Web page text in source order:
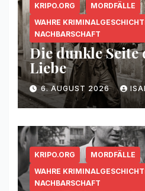
KRIPO.ORG
MORDFÄLLE
WAHRE
NACHBARSCHAFT
Die dunkle Seite
Liebe
6. AUGUST 2026
KRIPO.ORG MORDFÄLLE
WAHRE
NACHBARSCHAFT